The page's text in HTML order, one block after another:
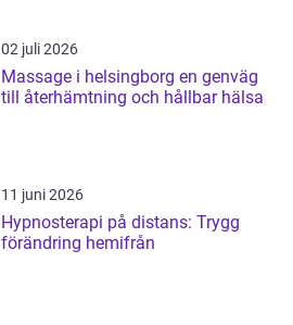
02 juli 2026
Massage i helsingborg en genväg
till återhämtning och hållbar hälsa
11 juni 2026
Hypnosterapi på distans: Trygg
förändring hemifrån